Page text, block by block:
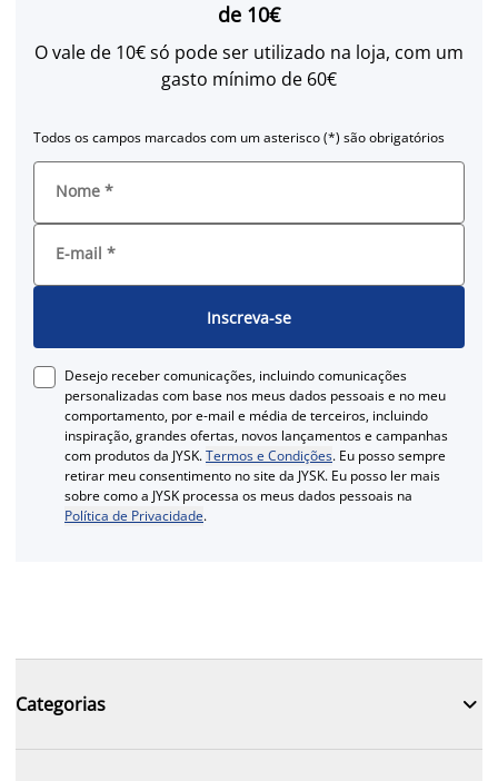
de 10€
O vale de 10€ só pode ser utilizado na loja, com um
gasto mínimo de 60€
Todos os campos marcados com um asterisco (*) são obrigatórios
Nome *
E-mail *
Inscreva-se
Desejo receber comunicações, incluindo comunicações
personalizadas com base nos meus dados pessoais e no meu
comportamento, por e-mail e média de terceiros, incluindo
inspiração, grandes ofertas, novos lançamentos e campanhas
com produtos da JYSK.Termos e Condições. Eu posso sempre
retirar meu consentimento no site da JYSK. Eu posso ler mais
sobre como a JYSK processa os meus dados pessoais na
Política de Privacidade.
Categorias 